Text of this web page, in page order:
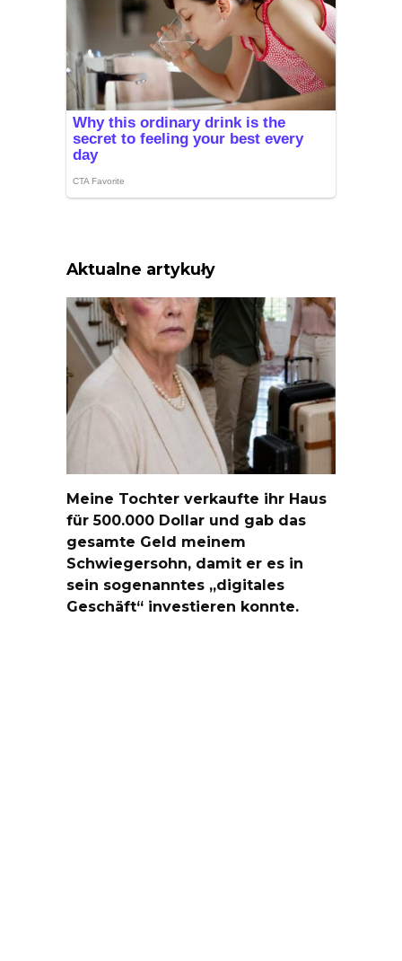
Aktualne artykuły
Meine Tochter verkaufte ihr Haus
für 500.000 Dollar und gab das
gesamte Geld meinem
Schwiegersohn, damit er es in
sein sogenanntes „digitales
Geschäft“ investieren konnte.